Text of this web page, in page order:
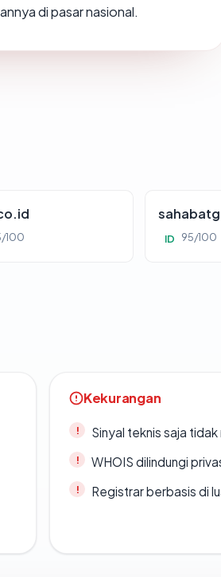
di pasar nasional.
100 ID 95/100
Kekurangan
Sinyal teknis saja
WHOIS dilindungi
Registrar berbasis di